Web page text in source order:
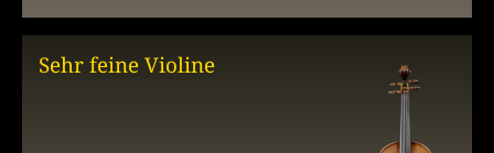
Sehr feine Violine